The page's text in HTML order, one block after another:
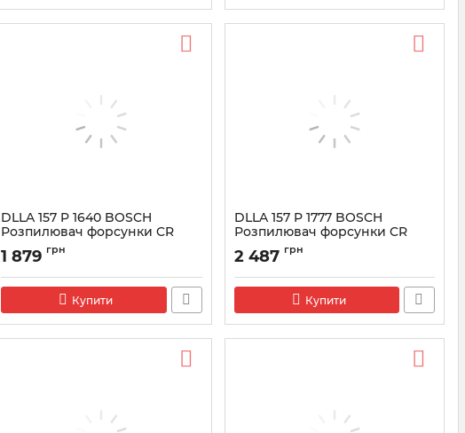
DLLA 157 P 1640 BOSCH
Розпилювач форсунки CR
0433172003
Артикул:
1 879 грн
Купити
DLLA 157 P 1777 BOSCH
Розпилювач форсунки CR
0433172084
Артикул:
2 487 грн
Купити